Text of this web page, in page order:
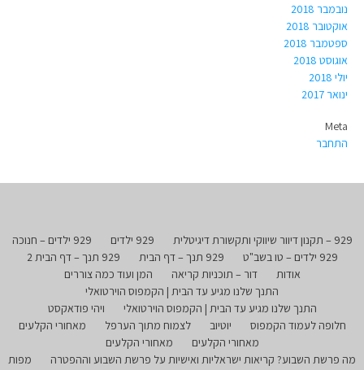
נובמבר 2018
אוקטובר 2018
ספטמבר 2018
אוגוסט 2018
יולי 2018
ינואר 2017
Meta
התחבר
929 – תקנון דיוור שיווקי ותקשורת דיגיטלית 929 ילדים
929 ילדים – חנוכה
929 ילדים – טו בשב"ט
929 תנך – דף הבית
929 תנך – דף הבית 2
אודות
דור – תוכניות קריאה
המן ועוד כמה צוררים
התנך שלנו מגיע עד הבית | הקמפוס הוירטואלי
התנך שלנו מגיע עד הבית | הקמפוס הוירטואלי
ויהי פודאקסט
חלופה לעמוד הקמפוס
יוטיוב לצמוח מתוך הערפל
מאחורי הקלעים
מאחורי הקלעים
מאחורי הקלעים
מה פרשת השבוע? קריאות ישראליות ואישיות על פרשת השבוע וההפטרה
מפות